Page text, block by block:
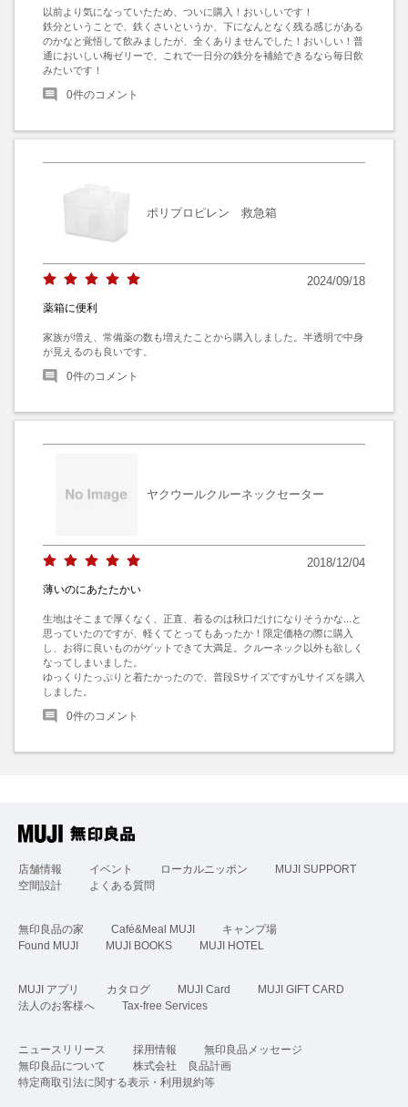
以前より気になっていたため、ついに購入！おいしいです！
鉄分ということで、鉄くさいというか、下になんとなく残る感じがある
のかなと覚悟して飲みましたが、全くありませんでした！おいしい！普
通においしい梅ゼリーで、これで一日分の鉄分を補給できるなら毎日飲
みたいです！
0件のコメント
ポリプロピレン 救急箱
2024/09/18
薬箱に便利
家族が増え、常備薬の数も増えたことから購入しました。半透明で中身
が見えるのも良いです。
0件のコメント
ヤクウールクルーネックセーター
2018/12/04
薄いのにあたたかい
生地はそこまで厚くなく、正直、着るのは秋口だけになりそうかな...と
思っていたのですが、軽くてとってもあったか！限定価格の際に購入
し、お得に良いものがゲットできて大満足。クルーネック以外も欲しく
なってしまいました。
ゆっくりたっぷりと着たかったので、普段SサイズですがLサイズを購入
しました。
0件のコメント
店舗情報 イベント ローカルニッポン
MUJI SUPPORT
空間設計
よくある質問
無印良品の家 Café&Meal MUJI
キャンプ場
Found MUJI
MUJI BOOKS MUJI HOTEL
MUJI アプリ カタログ MUJI Card
MUJI GIFT CARD
法人のお客様へ
Tax-free Services
ニュースリリース 採用情報
無印良品メッセージ
無印良品について
株式会社 良品計画
特定商取引法に関する表示・利用規約等